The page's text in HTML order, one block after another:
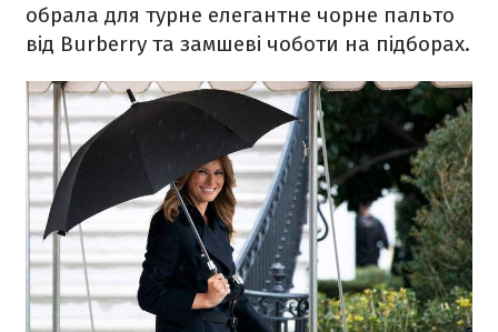
обрала для турне елегантне чорне пальто
від Burberry та замшеві чоботи на підборах.